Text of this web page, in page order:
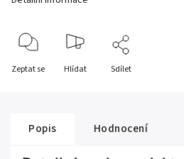
Zeptat se Hlídat Sdílet
Popis Hodnocení